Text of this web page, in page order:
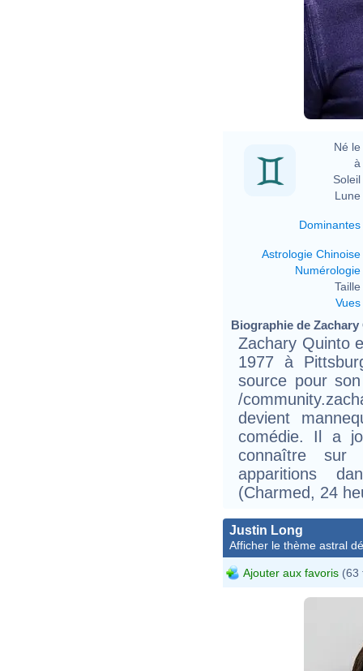
Né le
à
Soleil
Lune
Dominantes
Astrologie Chinoise
Numérologie
Taille
Vues
Biographie de
Zachary Quinto
1977 à
source pour
/
devient
comédie. Il a
connaître sur
apparitions
(Charmed, 24
Justin Long
Afficher le thème astral
Ajouter aux favoris (63